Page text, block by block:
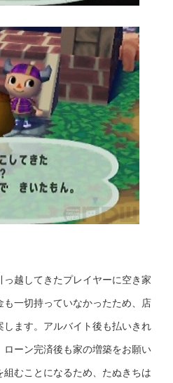
越してきたプレイヤーに空き家
一切持っていなかったため、店
ます。アルバイト後も払いきれ
ローン完済後も家の増築をお願い
組むことになるため、たぬきちは